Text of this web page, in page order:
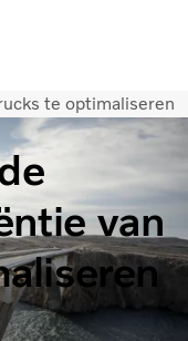
te optimaliseren
van